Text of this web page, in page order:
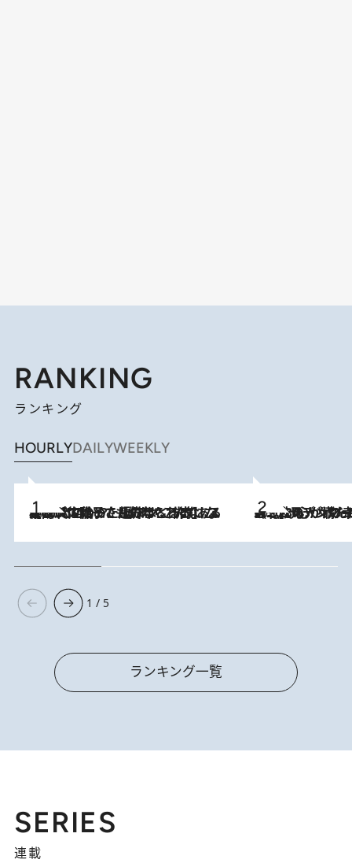
RANKING
ランキング
HOURLYDAILYWEEKLY
2026.8.5
【阿川佐和子さんの年とる力】なぜ70代で始めた趣味は“こんなに楽しい”のか？ ピアノ、俳句…スランプに陥っても続けられる“ある秘訣”とは 2026.8.8
《北欧の人々の幸福度が高いのは…》元デンマーク親善大使が出会った“心が満たされる暮らし”「いいかげんにヒュッゲしなさい！」
1 / 5
ランキング一覧
SERIES
連載